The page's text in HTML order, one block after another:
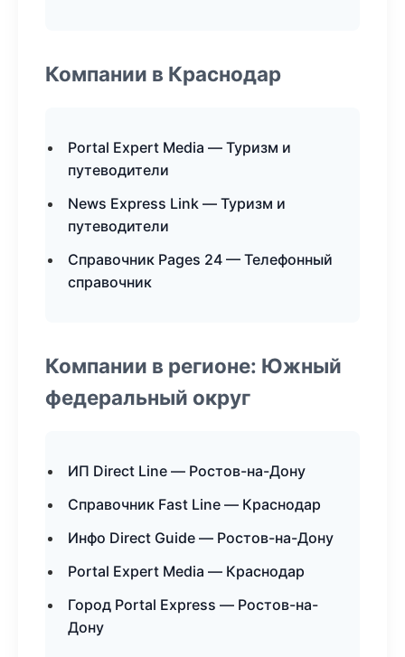
Компании в Краснодар
Portal Expert Media — Туризм и
путеводители
News Express Link — Туризм и
путеводители
Справочник Pages 24 — Телефонный
справочник
Компании в регионе: Южный
федеральный округ
ИП Direct Line — Ростов-на-Дону
Справочник Fast Line — Краснодар
Инфо Direct Guide — Ростов-на-Дону
Portal Expert Media — Краснодар
Город Portal Express — Ростов-на-
Дону